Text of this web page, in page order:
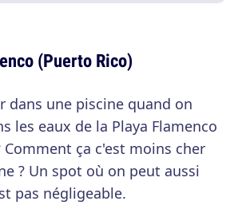
(Puerto Rico)
dans une piscine quand on
les eaux de la Playa Flamenco
Comment ça c'est moins cher
? Un spot où on peut aussi
pas négligeable.